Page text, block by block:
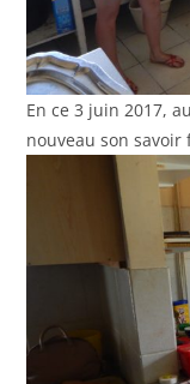
En ce 3 juin 2017,
nouveau son